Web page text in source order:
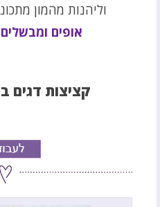
וליהנות מהמון
אופים
קציצות דגים